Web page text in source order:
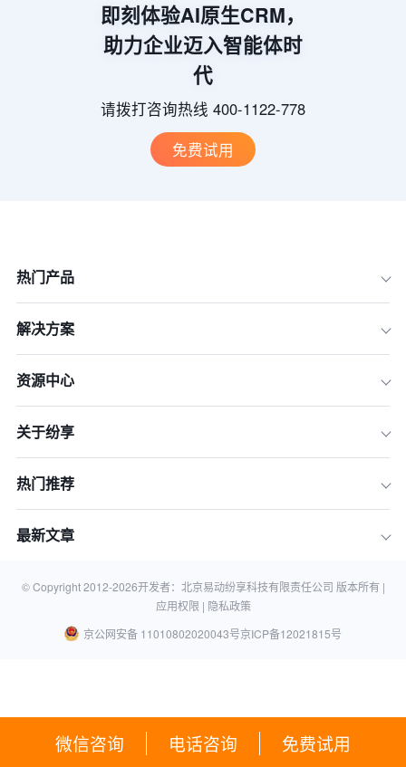
微信咨询 电话咨询 免费试用
即刻体验AI原生CRM，
助力企业迈入智能体时
代
请拨打咨询热线 400-1122-778
免费试用
热门产品
解决方案
资源中心
关于纷享
热门推荐
最新文章
© Copyright 2012-2026开发者：北京易动纷享科技有限责任公司 版本所有 |
应用权限 | 隐私政策
京公网安备 11010802020043号京ICP备12021815号